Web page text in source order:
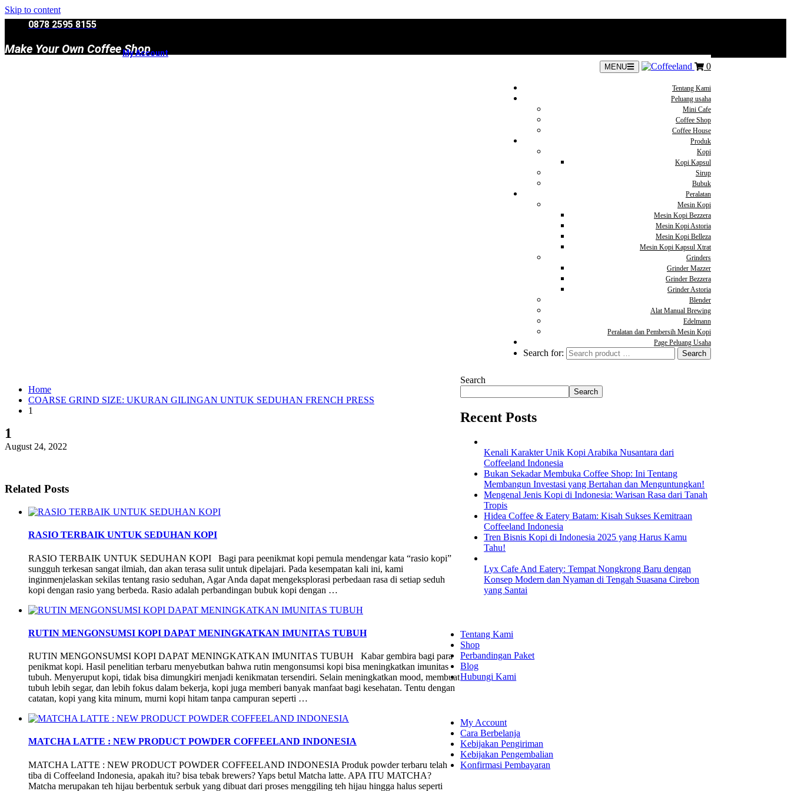
Skip to content
0878 2595 8155
Make Your Own Coffee Shop
My Account
MENU 0
Tentang Kami
Peluang usaha
Mini Cafe
Coffee Shop
Coffee House
Produk
Kopi
Kopi Kapsul
Sirup
Bubuk
Peralatan
Mesin Kopi
Mesin Kopi Bezzera
Mesin Kopi Astoria
Mesin Kopi Belleza
Mesin Kopi Kapsul Xtrat
Grinders
Grinder Mazzer
Grinder Bezzera
Grinder Astoria
Blender
Alat Manual Brewing
Edelmann
Peralatan dan Pembersih Mesin Kopi
Page Peluang Usaha
Search for:
Home
COARSE GRIND SIZE: UKURAN GILINGAN UNTUK SEDUHAN FRENCH PRESS
1
1
August 24, 2022
Related Posts
RASIO TERBAIK UNTUK SEDUHAN KOPI
RASIO TERBAIK UNTUK SEDUHAN KOPI Bagi para peenikmat kopi pemula mendengar kata “rasio kopi”
sungguh terkesan sangat ilmiah, dan akan terasa sulit untuk dipelajari. Pada kesempatan kali ini, kami
inginmenjelaskan sekilas tentang rasio seduhan, Agar Anda dapat mengeksplorasi perbedaan rasa di setiap seduh
kopi dengan rasio yang berbeda. Rasio adalah perbandingan bubuk kopi dengan …
RUTIN MENGONSUMSI KOPI DAPAT MENINGKATKAN IMUNITAS TUBUH
RUTIN MENGONSUMSI KOPI DAPAT MENINGKATKAN IMUNITAS TUBUH Kabar gembira bagi para
penikmat kopi. Hasil penelitian terbaru menyebutkan bahwa rutin mengonsumsi kopi bisa meningkatkan imunitas
tubuh. Menyeruput kopi, tidak bisa dimungkiri menjadi kenikmatan tersendiri. Selain meningkatkan mood, membuat
tubuh lebih segar, dan lebih fokus dalam bekerja, kopi juga memberi banyak manfaat bagi kesehatan. Tentu dengan
catatan, kopi yang kita minum, murni kopi hitam tanpa campuran seperti …
MATCHA LATTE : NEW PRODUCT POWDER COFFEELAND INDONESIA
MATCHA LATTE : NEW PRODUCT POWDER COFFEELAND INDONESIA Produk powder terbaru telah
tiba di Coffeeland Indonesia, apakah itu? bisa tebak brewers? Yaps betul Matcha latte. APA ITU MATCHA?
Matcha merupakan teh hijau berbentuk serbuk yang dibuat dari proses menggiling teh hijau hingga halus seperti
Search
Search
Recent Posts
Kenali Karakter Unik Kopi Arabika Nusantara dari
Coffeeland Indonesia
Bukan Sekadar Membuka Coffee Shop: Ini Tentang
Membangun Investasi yang Bertahan dan Menguntungkan!
Mengenal Jenis Kopi di Indonesia: Warisan Rasa dari Tanah
Tropis
Hidea Coffee & Eatery Batam: Kisah Sukses Kemitraan
Coffeeland Indonesia
Tren Bisnis Kopi di Indonesia 2025 yang Harus Kamu
Tahu!
Lyx Cafe And Eatery: Tempat Nongkrong Baru dengan
Konsep Modern dan Nyaman di Tengah Suasana Cirebon
yang Santai
Tentang Kami
Shop
Perbandingan Paket
Blog
Hubungi Kami
My Account
Cara Berbelanja
Kebijakan Pengiriman
Kebijakan Pengembalian
Konfirmasi Pembayaran